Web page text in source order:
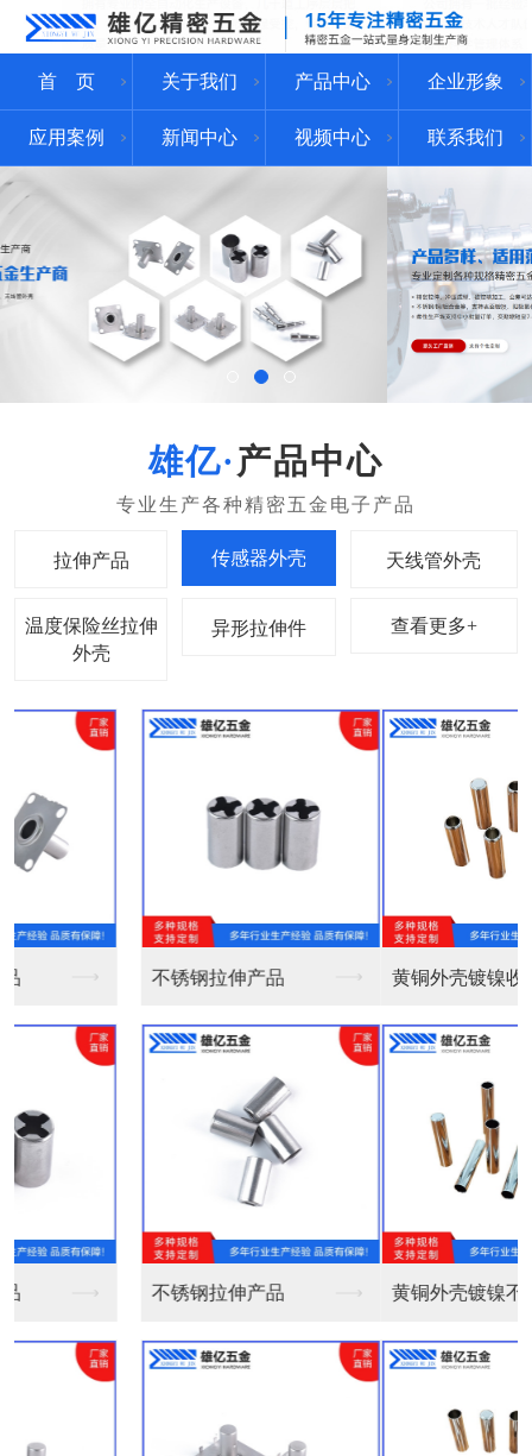
首 页 关于我们 产品中心 企业形象
应用案例 新闻中心 视频中心 联系我们
产品中心
拉伸产品 天线管外壳
温度保险丝拉伸
外壳
异形拉伸件 查看更多+
黄铜外壳镀镍收口 Φ... 黄铜外壳镀镍不收口Φ...
黄铜外壳镀镍不收口Φ... 黄铜外壳镀镍Φ6*2...